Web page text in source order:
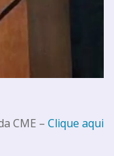
CME – Clique aqui